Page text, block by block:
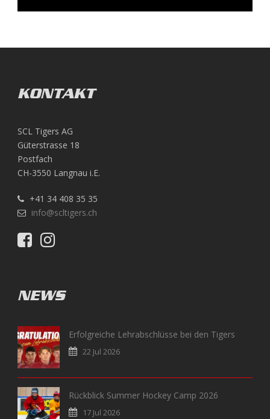
KONTAKT
SCL Tigers AG
Güterstrasse 18
Postfach
CH-3550 Langnau i.E.
+41 34 408 35 35
info@scltigers.ch
NEWS
Erfolgreiche Lehrabschlüsse bei den Tigers
22 Jul 2026
Rückblick Summer Hockey Camp 2026
17 Jul 2026